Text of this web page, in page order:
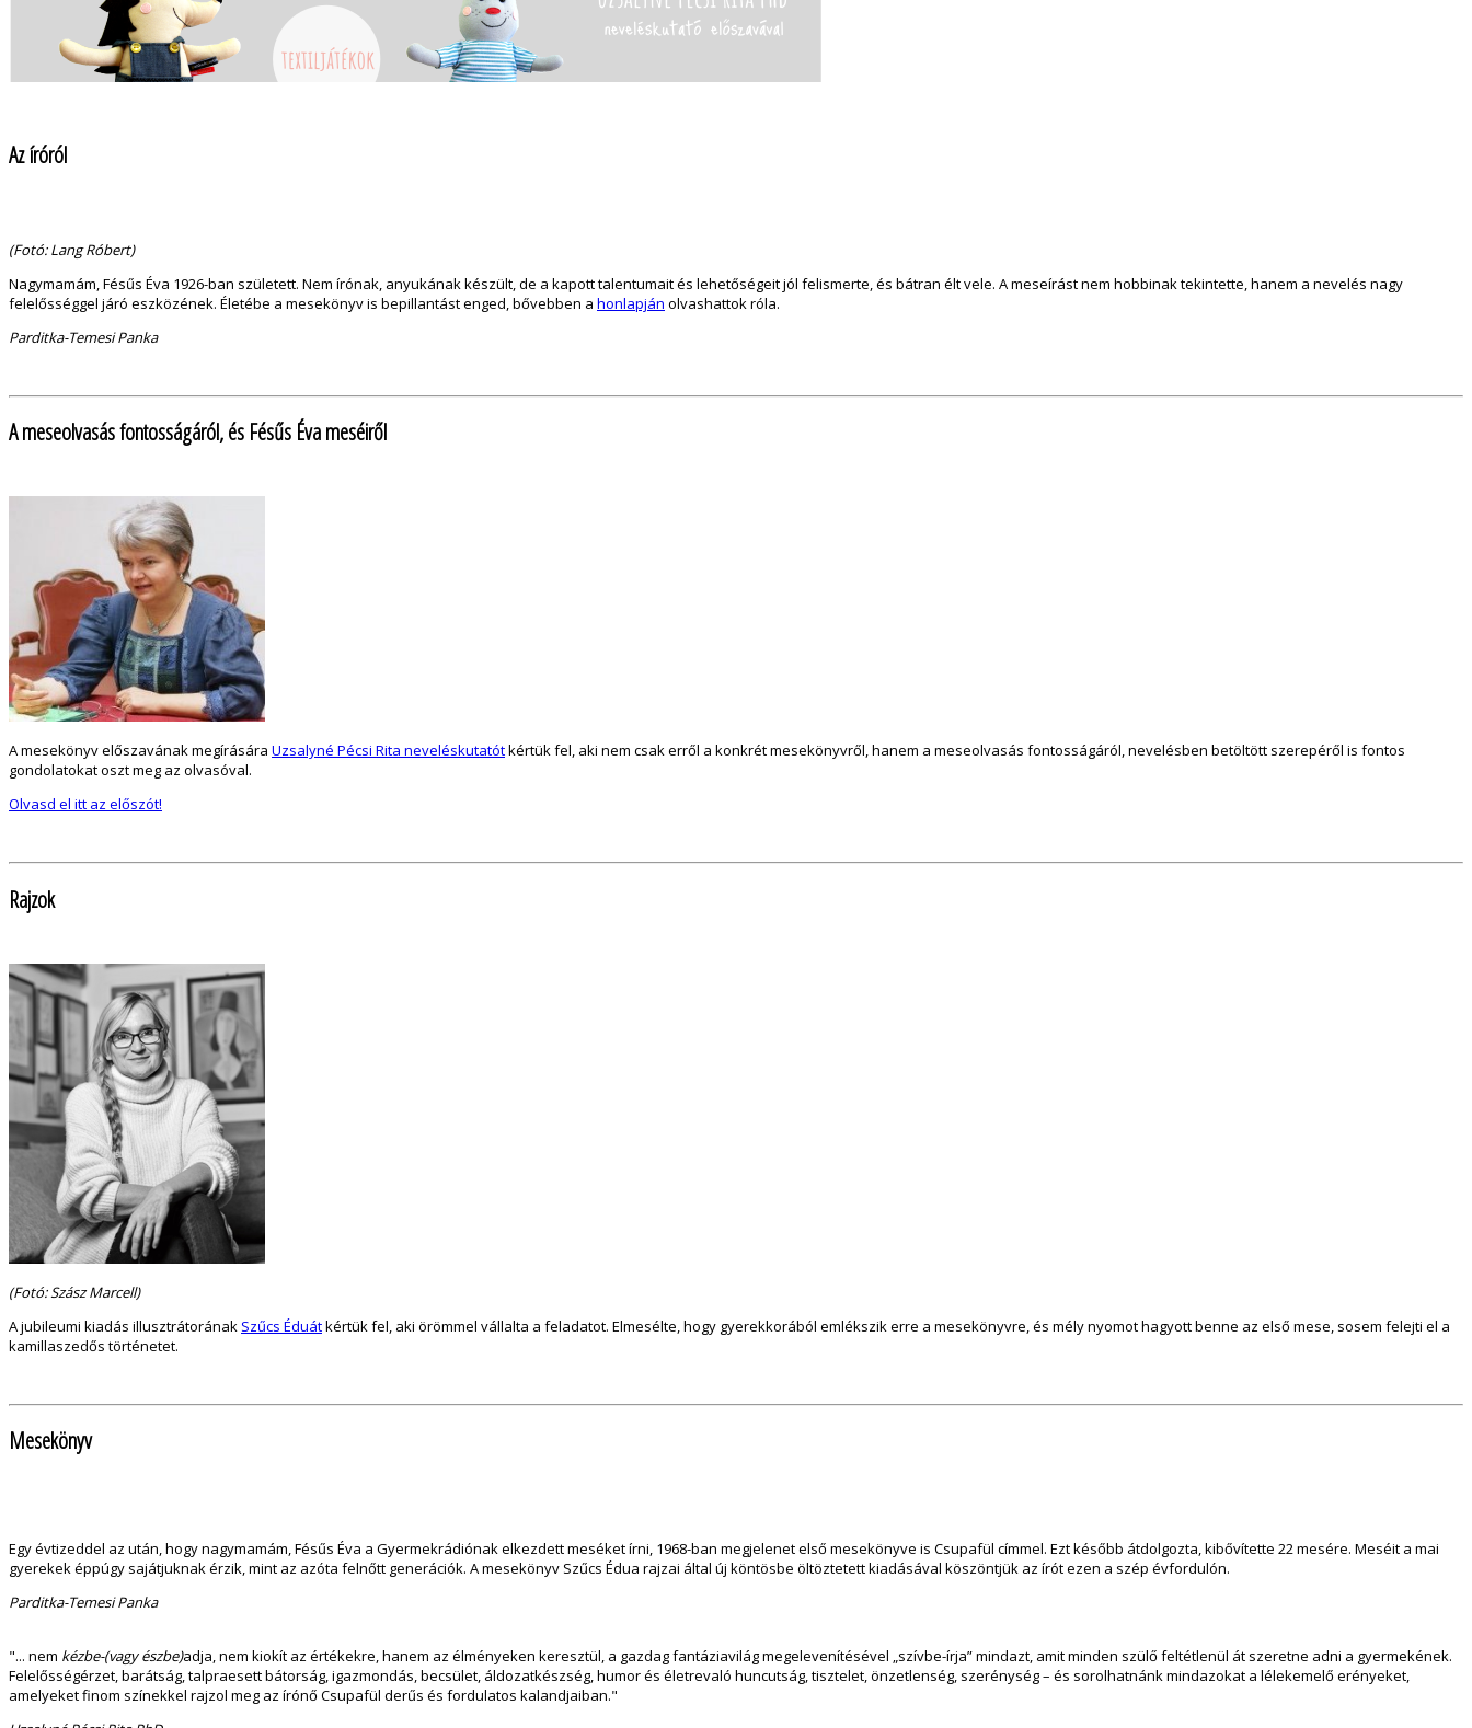
Az íróról
(Fotó: Lang Róbert)
Nagymamám, Fésűs Éva 1926-ban született. Nem írónak, anyukának készült, de a kapott talentumait és lehetőségeit jól felismerte, és bátran élt vele. A meseírást nem hobbinak tekintette, hanem a nevelés nagy
felelősséggel járó eszközének. Életébe a mesekönyv is bepillantást enged, bővebben a honlapján olvashattok róla.
Parditka-Temesi Panka
A meseolvasás fontosságáról, és Fésűs Éva meséiről
A mesekönyv előszavának megírására Uzsalyné Pécsi Rita neveléskutatótkértük fel, aki nem csak erről a konkrét mesekönyvről, hanem a meseolvasás fontosságáról, nevelésben betöltött szerepéről is fontos
gondolatokat oszt meg az olvasóval.
Olvasd el itt az előszót!
Rajzok
(Fotó: Szász Marcell)
A jubileumi kiadás illusztrátorának Szűcs Éduátkértük fel, aki örömmel vállalta a feladatot. Elmesélte, hogy gyerekkorából emlékszik erre a mesekönyvre, és mély nyomot hagyott benne az első mese, sosem felejti el a
kamillaszedős történetet.
Mesekönyv
Egy évtizeddel az után, hogy nagymamám, Fésűs Éva a Gyermekrádiónak elkezdett meséket írni, 1968-ban megjelenet első mesekönyve is Csupafül címmel. Ezt később átdolgozta, kibővítette 22 mesére. Meséit a mai
gyerekek éppúgy sajátjuknak érzik, mint az azóta felnőtt generációk. A mesekönyv Szűcs Édua rajzai által új köntösbe öltöztetett kiadásával köszöntjük az írót ezen a szép évfordulón.
Parditka-Temesi Panka
"... nem kézbe-(vagy észbe)adja, nem kiokít az értékekre, hanem az élményeken keresztül, a gazdag fantáziavilág megelevenítésével „szívbe-írja” mindazt, amit minden szülő feltétlenül át szeretne adni a gyermekének.
Felelősségérzet, barátság, talpraesett bátorság, igazmondás, becsület, áldozatkészség, humor és életrevaló huncutság, tisztelet, önzetlenség, szerénység – és sorolhatnánk mindazokat a lélekemelő erényeket,
amelyeket finom színekkel rajzol meg az írónő Csupafül derűs és fordulatos kalandjaiban."